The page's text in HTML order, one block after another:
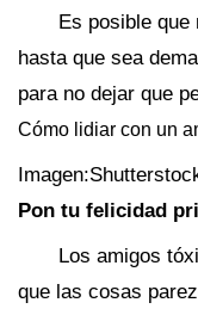
Es posible que
hasta que sea
para no dejar que
Cómo lidiar con un
Pon tu felicidad
Los amigos
que las cosas